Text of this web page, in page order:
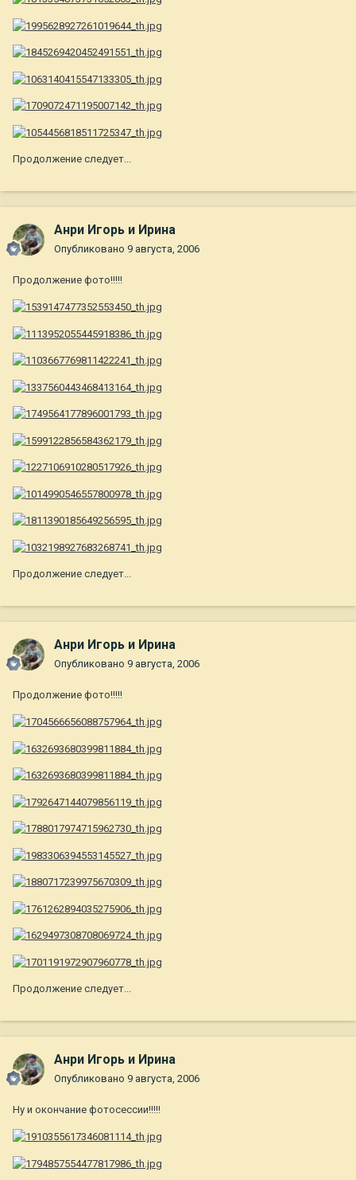
Продолжение следует...
Анри Игорь и Ирина
Опубликовано 9 августа, 2006
Продолжение фото!!!!!
Продолжение следует...
Анри Игорь и Ирина
Опубликовано 9 августа, 2006
Продолжение фото!!!!!
Продолжение следует...
Анри Игорь и Ирина
Опубликовано 9 августа, 2006
Ну и окончание фотосессии!!!!!